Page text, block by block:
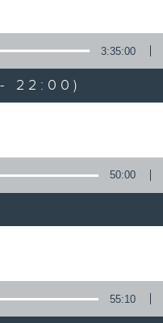
3:35:00
22:00)
50:00
55:10